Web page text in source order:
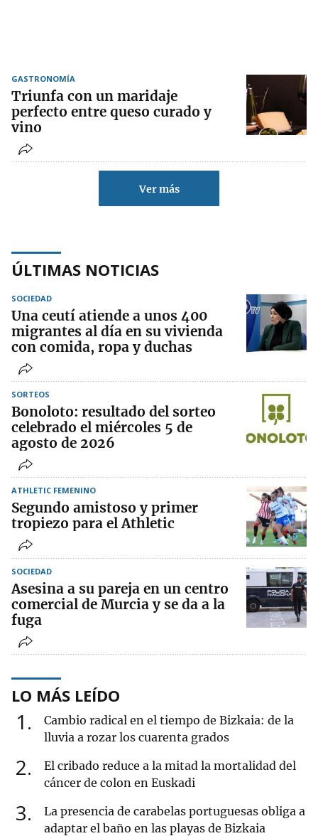
GASTRONOMÍA
Triunfa con un maridaje
perfecto entre queso curado y
vino
Ver más
ÚLTIMAS NOTICIAS
SOCIEDAD
Una ceutí atiende a unos 400
migrantes al día en su vivienda
con comida, ropa y duchas
SORTEOS
Bonoloto: resultado del sorteo
celebrado el miércoles 5 de
agosto de 2026
ATHLETIC FEMENINO
Segundo amistoso y primer
tropiezo para el Athletic
SOCIEDAD
Asesina a su pareja en un centro
comercial de Murcia y se da a la
fuga
LO MÁS LEÍDO
1
Cambio radical en el tiempo de Bizkaia: de la
lluvia a rozar los cuarenta grados
2
El cribado reduce a la mitad la mortalidad del
cáncer de colon en Euskadi
3
La presencia de carabelas portuguesas obliga a
adaptar el baño en las playas de Bizkaia